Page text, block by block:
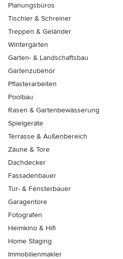
Planungsbüros
Tischler & Schreiner
Treppen & Geländer
Wintergärten
Garten- & Landschaftsbau
Gartenzubehör
Pflasterarbeiten
Poolbau
Rasen & Gartenbewässerung
Spielgeräte
Terrasse & Außenbereich
Zäune & Tore
Dachdecker
Fassadenbauer
Tür- & Fensterbauer
Garagentore
Fotografen
Heimkino & Hifi
Home Staging
Immobilienmakler